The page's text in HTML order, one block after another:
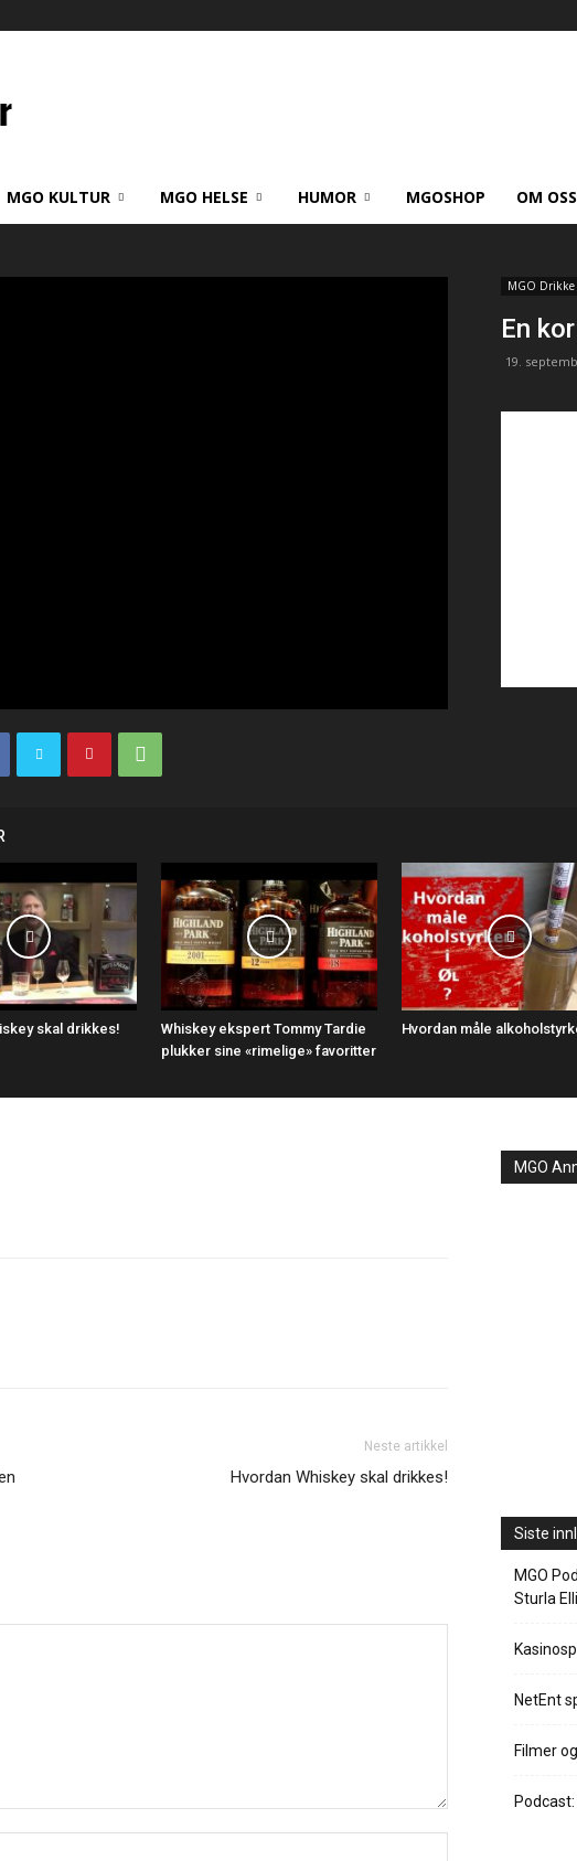
MGO KULTUR MGO HELSE HUMOR MGOSHOP OM OSS
MGO Drikke
En
19.
skal drikkes!
Whiskey ekspert Tommy Tardie
plukker sine «rimelige» favoritter
Hvordan måle
Neste artikkel
Hvordan Whiskey skal drikkes!
MGO
Siste
MGO
Sturla
NetEnt
Filmer